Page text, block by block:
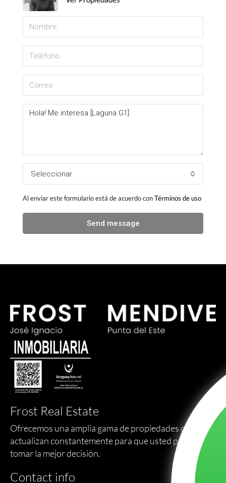
Seleccionar
Al enviar este formulario está de acuerdo conTérminos de uso
Send message
Frost Real Estate
Ofrecemos una amplia gama de propiedades que se
actualizan constantemente para que usted pueda
tomar la mejor decisión.
Contact info